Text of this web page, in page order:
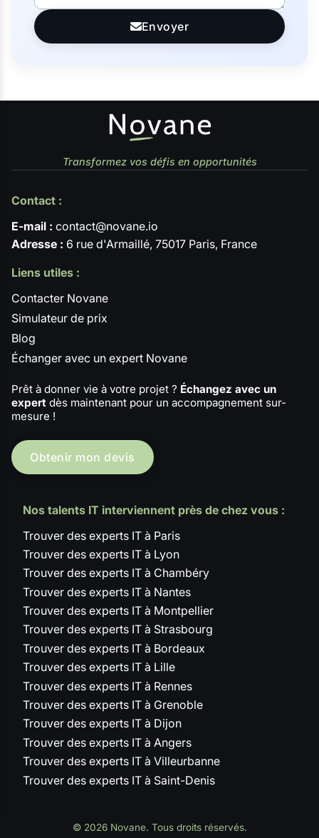
Envoyer
Transformez vos défis en opportunités
Contact :
E-mail : contact@novane.io
Adresse : 6 rue d'Armaillé, 75017 Paris, France
Liens utiles :
Contacter Novane
Simulateur de prix
Blog
Échanger avec un expert Novane
Prêt à donner vie à votre projet ? Échangez avec un
expert dès maintenant pour un accompagnement sur-
mesure !
Obtenir mon devis
Nos talents IT interviennent près de chez vous :
Trouver des experts IT à Paris
Trouver des experts IT à Lyon
Trouver des experts IT à Chambéry
Trouver des experts IT à Nantes
Trouver des experts IT à Montpellier
Trouver des experts IT à Strasbourg
Trouver des experts IT à Bordeaux
Trouver des experts IT à Lille
Trouver des experts IT à Rennes
Trouver des experts IT à Grenoble
Trouver des experts IT à Dijon
Trouver des experts IT à Angers
Trouver des experts IT à Villeurbanne
Trouver des experts IT à Saint-Denis
© 2026 Novane. Tous droits réservés.